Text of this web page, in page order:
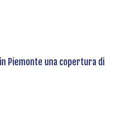
Piemonte una copertura di